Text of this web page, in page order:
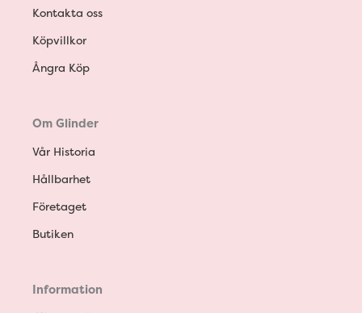
Kontakta oss
Köpvillkor
Ångra Köp
Om Glinder
Vår Historia
Hållbarhet
Företaget
Butiken
Information